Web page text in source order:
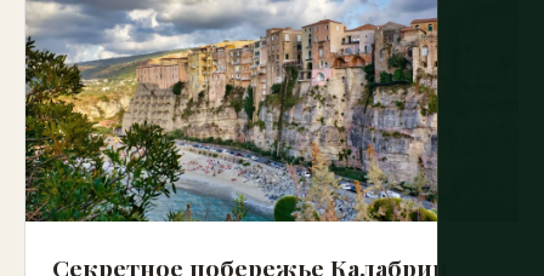
Секретное побережье Калабрии